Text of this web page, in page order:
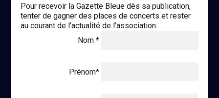
Pour recevoir la Gazette Bleue dès sa publication,
tenter de gagner des places de concerts et rester
au courant de l'actualité de l'association.
Nom *
Prénom*